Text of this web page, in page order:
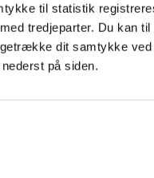
til statistik
tredjeparter. Du kan til
dit samtykke ved
på siden.
handel